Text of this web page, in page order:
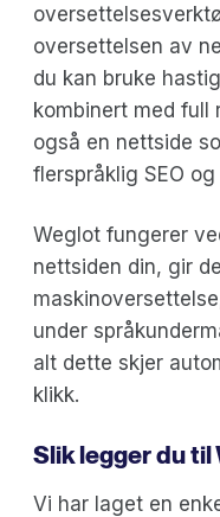
oversettelsen av
du kan bruke
kombinert med full
også en nettside
flerspråklig SEO
Weglot fungerer
nettsiden din, gir
under
alt dette skjer
klikk.
Slik legger du
Vi har laget en